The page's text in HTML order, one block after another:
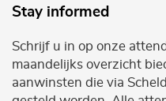
Stay informed
Schrijf u in op onze
maandelijks overzicht
aanwinsten die via